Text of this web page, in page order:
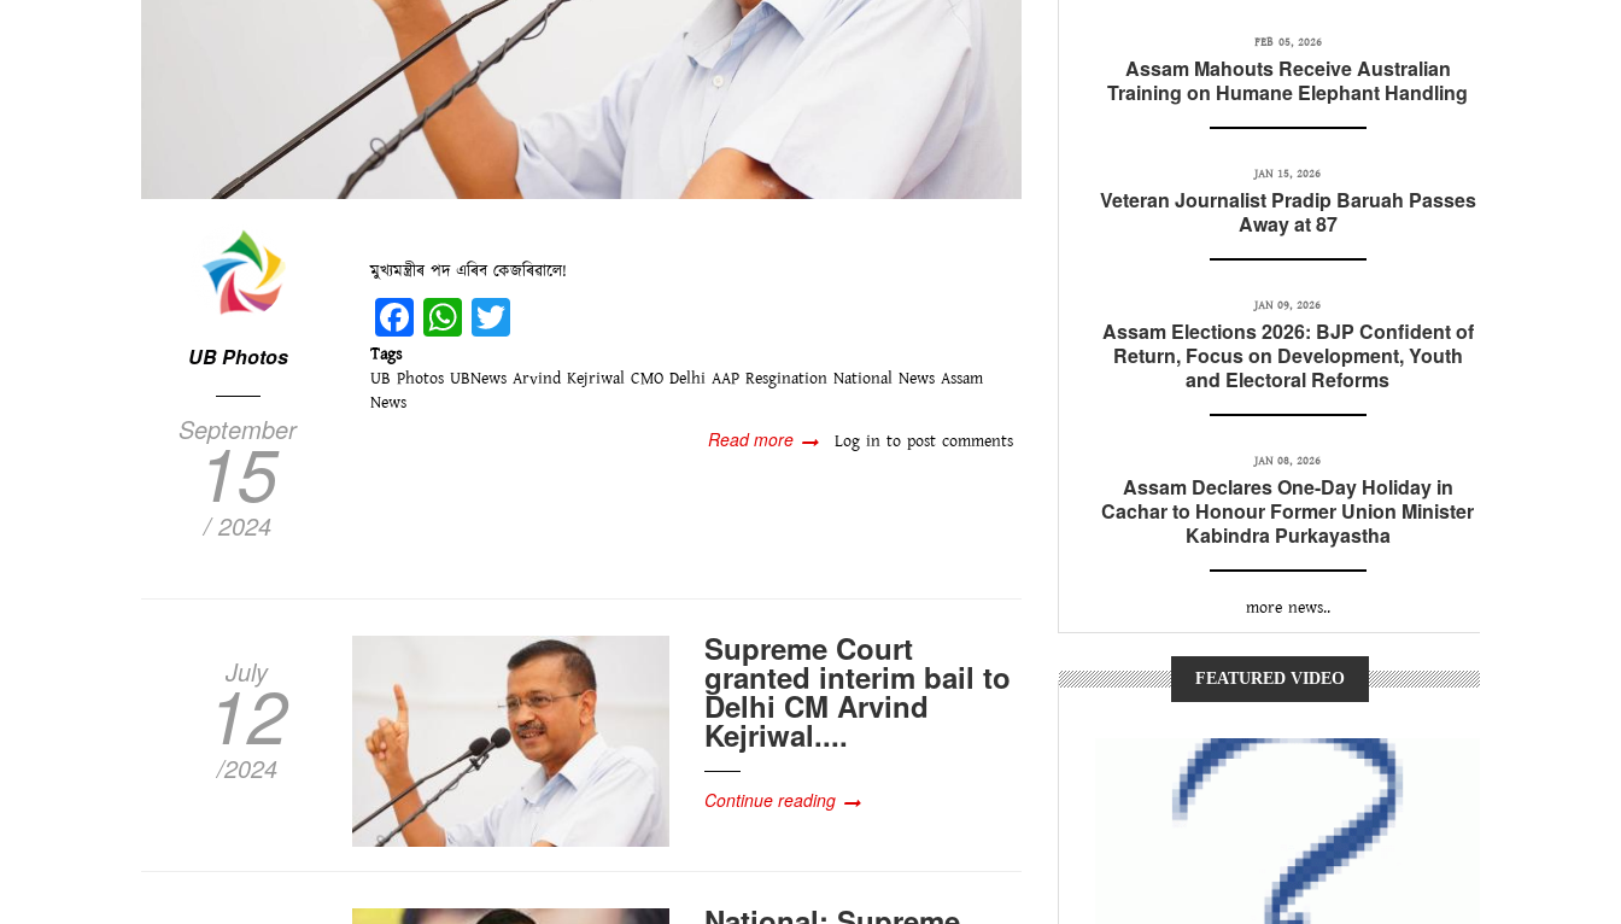
UB Photos
September
15
/ 2024
মুখ্যমন্ত্ৰীৰ পদ এৰিব কেজৰিৱালে!
Facebook
WhatsApp
Tags
UB Photos UBNews Arvind Kejriwal CMO Delhi AAP Resgination National News Assam
News
Read more aboutLog in to post comments
July
12
/2024
Supreme Court
granted interim bail to
Delhi CM Arvind
Kejriwal....
Continue reading
FEB 05, 2026
Assam Mahouts Receive Australian
Training on Humane Elephant Handling
JAN 15, 2026
Veteran Journalist Pradip Baruah Passes
Away at 87
JAN 09, 2026
Assam Elections 2026: BJP Confident of
Return, Focus on Development, Youth
and Electoral Reforms
JAN 08, 2026
Assam Declares One-Day Holiday in
Cachar to Honour Former Union Minister
Kabindra Purkayastha
more news..
FEATURED VIDEO